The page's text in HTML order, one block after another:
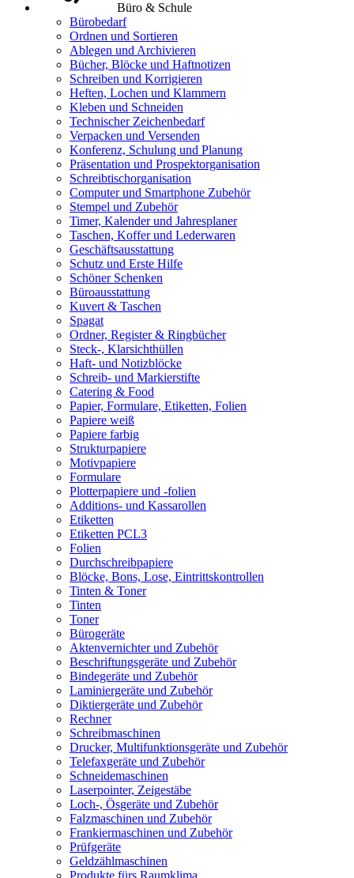
Büro & Schule
Bürobedarf
Ordnen und Sortieren
Ablegen und Archivieren
Bücher, Blöcke und Haftnotizen
Schreiben und Korrigieren
Heften, Lochen und Klammern
Kleben und Schneiden
Technischer Zeichenbedarf
Verpacken und Versenden
Konferenz, Schulung und Planung
Präsentation und Prospektorganisation
Schreibtischorganisation
Computer und Smartphone Zubehör
Stempel und Zubehör
Timer, Kalender und Jahresplaner
Taschen, Koffer und Lederwaren
Geschäftsausstattung
Schutz und Erste Hilfe
Schöner Schenken
Büroausstattung
Kuvert & Taschen
Spagat
Ordner, Register & Ringbücher
Steck-, Klarsichthüllen
Haft- und Notizblöcke
Schreib- und Markierstifte
Catering & Food
Papier, Formulare, Etiketten, Folien
Papiere weiß
Papiere farbig
Strukturpapiere
Motivpapiere
Formulare
Plotterpapiere und -folien
Additions- und Kassarollen
Etiketten
Etiketten PCL3
Folien
Durchschreibpapiere
Blöcke, Bons, Lose, Eintrittskontrollen
Tinten & Toner
Tinten
Toner
Bürogeräte
Aktenvernichter und Zubehör
Beschriftungsgeräte und Zubehör
Bindegeräte und Zubehör
Laminiergeräte und Zubehör
Diktiergeräte und Zubehör
Rechner
Schreibmaschinen
Drucker, Multifunktionsgeräte und Zubehör
Telefaxgeräte und Zubehör
Schneidemaschinen
Laserpointer, Zeigestäbe
Loch-, Ösgeräte und Zubehör
Falzmaschinen und Zubehör
Frankiermaschinen und Zubehör
Prüfgeräte
Geldzählmaschinen